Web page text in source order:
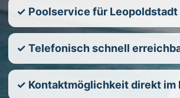
✓ Poolservice für Leopoldstadt
✓ Telefonisch schnell
✓ Kontaktmöglichkeit direkt im